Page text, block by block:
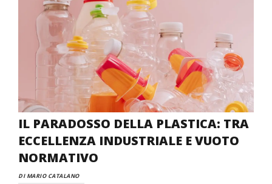
IL PARADOSSO DELLA PLASTICA: TRA
ECCELLENZA INDUSTRIALE E VUOTO
NORMATIVO
DI MARIO CATALANO